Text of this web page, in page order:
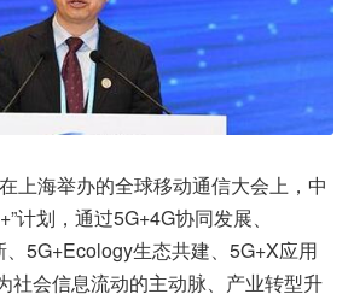
上海举办的全球移动通信大会上，中
计划，通过5G+4G协同发展、
5G+Ecology生态共建、5G+X应用
社会信息流动的主动脉、产业转型升